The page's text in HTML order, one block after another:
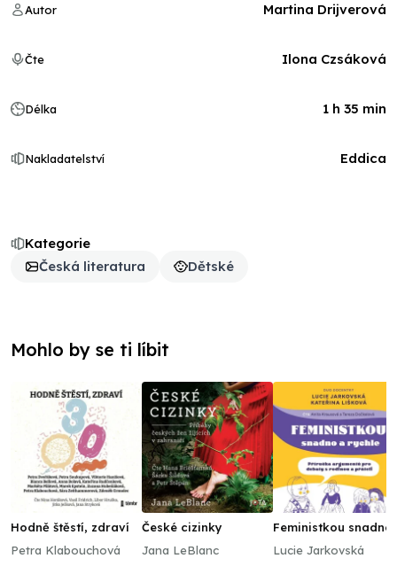
Kategorie
Česká literatura
Dětské
Autor Martina Drijverová
Čte Ilona Czsáková
Délka 1 h 35 min
Nakladatelství Eddica
Mohlo by se ti líbit
Hodně štěstí, zdraví
Petra Klabouchová
České cizinky
Jana LeBlanc
Feministkou snadno
Lucie Jarkovská